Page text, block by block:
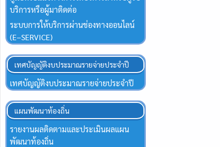
บริการหรือผู้มาติดต่อ
ระบบการให้บริการผ่านช่องทางออนไลน์
(E–SERVICE)
เทศบัญญัติงบประมาณรายจ่ายประจำปี
เทศบัญญัติงบประมาณรายจ่ายประจำปี
แผนพัฒนาท้องถิ่น
รายงานผลติดตามและประเมินผลแผน
พัฒนาท้องถิ่น